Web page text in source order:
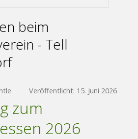
beim
- Tell
Veröffentlicht: 15. Juni 2026
zum
2026